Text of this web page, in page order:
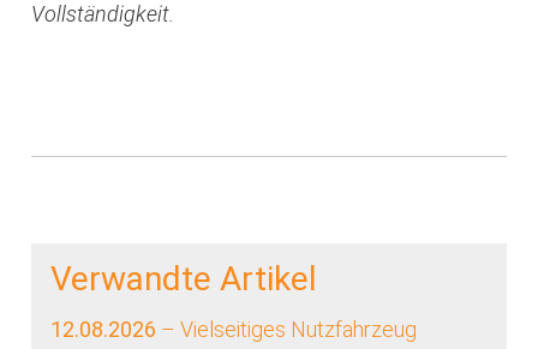
Vollständigkeit.
Verwandte Artikel
12.08.2026 – Vielseitiges Nutzfahrzeug